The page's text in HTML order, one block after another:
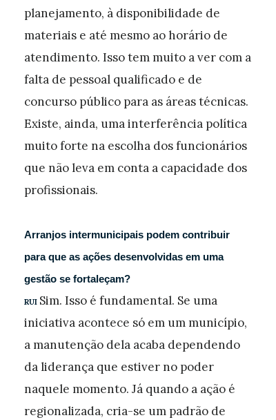
planejamento, à disponibilidade de
materiais e até mesmo ao horário de
atendimento. Isso tem muito a ver com a
falta de pessoal qualificado e de
concurso público para as áreas técnicas.
Existe, ainda, uma interferência política
muito forte na escolha dos funcionários
que não leva em conta a capacidade dos
profissionais.
Arranjos intermunicipais podem contribuir
para que as ações desenvolvidas em uma
gestão se fortaleçam?
RUI Sim. Isso é fundamental. Se uma
iniciativa acontece só em um município,
a manutenção dela acaba dependendo
da liderança que estiver no poder
naquele momento. Já quando a ação é
regionalizada, cria-se um padrão de